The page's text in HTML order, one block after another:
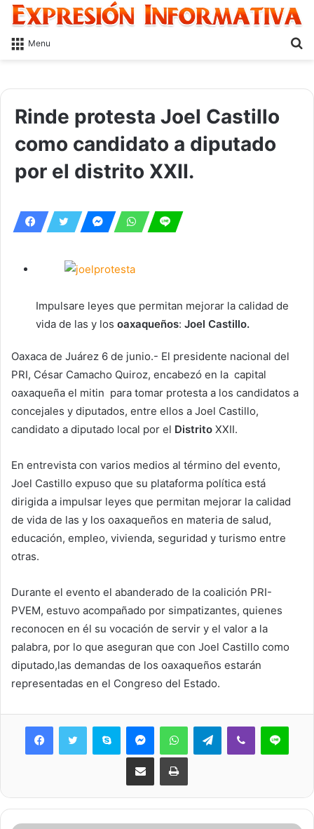
Menu
Rinde protesta Joel Castillo
como candidato a diputado
por el distrito XXII.
Impulsare leyes que permitan mejorar la calidad de
vida de las y los oaxaqueños: Joel Castillo.
Oaxaca de Juárez 6 de junio.- El presidente nacional del
PRI, César Camacho Quiroz, encabezó en la capital
oaxaqueña el mitin para tomar protesta a los candidatos a
concejales y diputados, entre ellos a Joel Castillo,
candidato a diputado local por el Distrito XXII.
En entrevista con varios medios al término del evento,
Joel Castillo expuso que su plataforma política está
dirigida a impulsar leyes que permitan mejorar la calidad
de vida de las y los oaxaqueños en materia de salud,
educación, empleo, vivienda, seguridad y turismo entre
otras.
Durante el evento el abanderado de la coalición PRI-
PVEM, estuvo acompañado por simpatizantes, quienes
reconocen en él su vocación de servir y el valor a la
palabra, por lo que aseguran que con Joel Castillo como
diputado,las demandas de los oaxaqueños estarán
representadas en el Congreso del Estado.
Skype MessengerWhatsAppTelegramViber Line
Share via Email Print